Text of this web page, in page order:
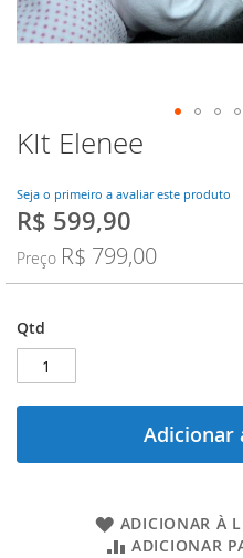
KIt Elenee
Seja o primeiro a avaliar este produto
Preço
R$ 599,90
Preço R$ 799,00
Qtd
Adicionar
ADICIONAR À
ADICIONAR
Saltar
para
início
da
Galeria
de